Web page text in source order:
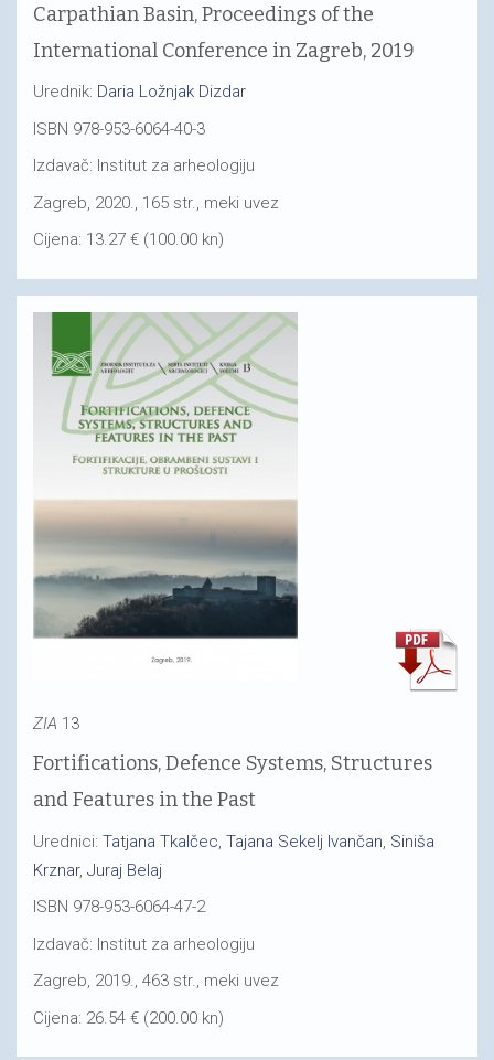
Carpathian Basin, Proceedings of the
International Conference in Zagreb, 2019
Urednik: Daria Ložnjak Dizdar
ISBN 978-953-6064-40-3
Izdavač: Institut za arheologiju
Zagreb, 2020., 165 str., meki uvez
Cijena: 13.27 € (100.00 kn)
ZIA 13
Fortifications, Defence Systems, Structures
and Features in the Past
Urednici: Tatjana Tkalčec Tajana Sekelj Ivančan Siniša
Krznar, Juraj Belaj
ISBN 978-953-6064-47-2
Izdavač: Institut za arheologiju
Zagreb, 2019., 463 str., meki uvez
Cijena: 26.54 € (200.00 kn)